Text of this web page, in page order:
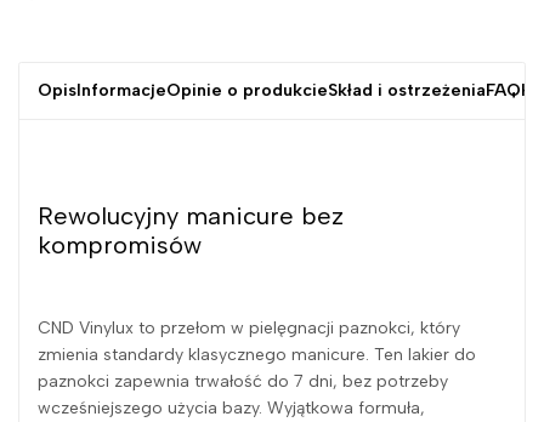
OpisInformacjeOpinie o produkcieSkład i ostrzeżeniaFAQ
Rewolucyjny manicure bez
kompromisów
CND Vinylux to przełom w pielęgnacji paznokci, który
zmienia standardy klasycznego manicure. Ten lakier do
paznokci zapewnia trwałość do 7 dni, bez potrzeby
wcześniejszego użycia bazy. Wyjątkowa formuła,